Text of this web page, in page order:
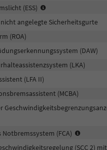
(ESS)
Bremsen
Bremslicht
schnell
die
nachfolgenden
Fahrzeuge
angelegte Sicherheitsgurte
(ROA)
(DAW)
(LKA)
(LFA II)
(MCBA)
(FCA)
(SCC 2)